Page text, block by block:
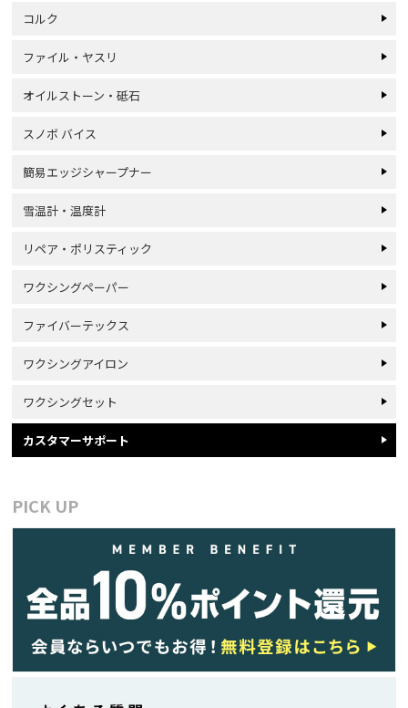
コルク
ファイル・ヤスリ
オイルストーン・砥石
スノボ バイス
簡易エッジシャープナー
雪温計・温度計
リペア・ポリスティック
ワクシングペーパー
ファイバーテックス
ワクシングアイロン
ワクシングセット
カスタマーサポート
PICK UP